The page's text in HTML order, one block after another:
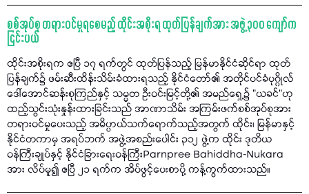
စစ်အုပ်စု တရားဝင်မှုရစေမည့် ထိုင်းအစိုးရ ထုတ်ပြန်ချက်အား အဖွဲ့ ၃၀၀ ကျော်က
ငြင်းပယ်
ထိုင်းအစိုးရက ဧပြီ ၁၇ ရက်တွင် ထုတ်ပြန်သည့် မြန်မာနိုင်ငံဆိုင်ရာ ထုတ်
ပြန်ချက်၌ ဖမ်းဆီးထိန်းသိမ်းခံထားရသည့် နိုင်ငံတော်၏ အတိုင်ပင်ခံပုဂ္ဂိုလ်
ဒေါ်အောင်ဆန်းစုကြည်နှင့် သမ္မတ ဦးဝင်းမြင့်တို့၏ အမည်ရှေ့၌ "ယခင်"ဟု
ထည့်သွင်းသုံးနှုန်းထားခြင်းသည် အာဏာသိမ်း အကြမ်းဖက်စစ်အုပ်စုအား
တရားဝင်မှုပေးသည့် အဓိပ္ပာယ်သက်ရောက်သည့်အတွက် ထိုင်း၊ မြန်မာနှင့်
နိုင်ငံတကာမှ အရပ်ဘက် အဖွဲ့အစည်းပေါင်း ၃၁၂ ဖွဲ့က ထိုင်း ဒုတိယ
ဝန်ကြီးချုပ်နှင့် နိုင်ငံခြားရေးဝန်ကြီးParnpree Bahiddha-Nukara
အား လိပ်မူ၍ ဧပြီ ၂၁ ရက်က အိပ်ဖွင့်ပေးစာပို့ ကန့်ကွက်ထားသည်။